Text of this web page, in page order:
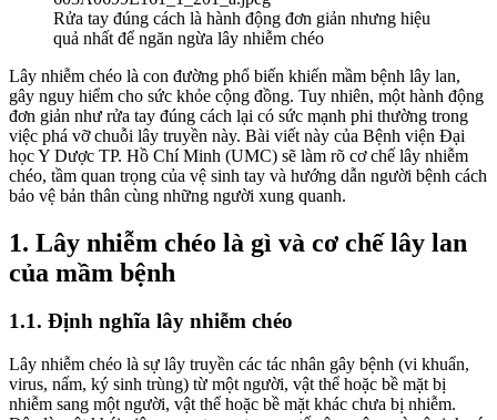
Rửa tay đúng cách là hành động đơn giản nhưng hiệu
quả nhất để ngăn ngừa lây nhiễm chéo
Lây nhiễm chéo là con đường phổ biến khiến mầm bệnh lây lan,
gây nguy hiểm cho sức khỏe cộng đồng. Tuy nhiên, một hành động
đơn giản như rửa tay đúng cách lại có sức mạnh phi thường trong
việc phá vỡ chuỗi lây truyền này. Bài viết này của Bệnh viện Đại
học Y Dược TP. Hồ Chí Minh (UMC) sẽ làm rõ cơ chế lây nhiễm
chéo, tầm quan trọng của vệ sinh tay và hướng dẫn người bệnh cách
bảo vệ bản thân cùng những người xung quanh.
1. Lây nhiễm chéo là gì và cơ chế lây lan
của mầm bệnh
1.1. Định nghĩa lây nhiễm chéo
Lây nhiễm chéo là sự lây truyền các tác nhân gây bệnh (vi khuẩn,
virus, nấm, ký sinh trùng) từ một người, vật thể hoặc bề mặt bị
nhiễm sang một người, vật thể hoặc bề mặt khác chưa bị nhiễm.